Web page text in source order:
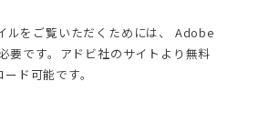
ルをご覧いただくためには、 Adobe
要です。アドビ社のサイトより無料
ド可能です。